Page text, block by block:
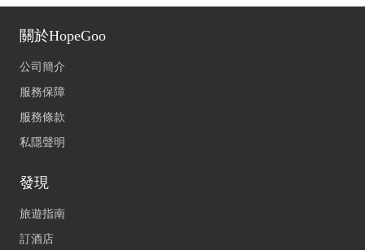
關於HopeGoo
公司簡介
服務保障
服務條款
私隱聲明
發現
旅遊指南
訂酒店